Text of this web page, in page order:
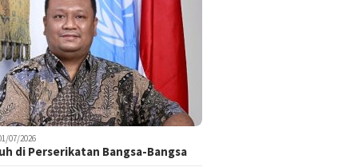
07/2026
di Perserikatan Bangsa-Bangsa